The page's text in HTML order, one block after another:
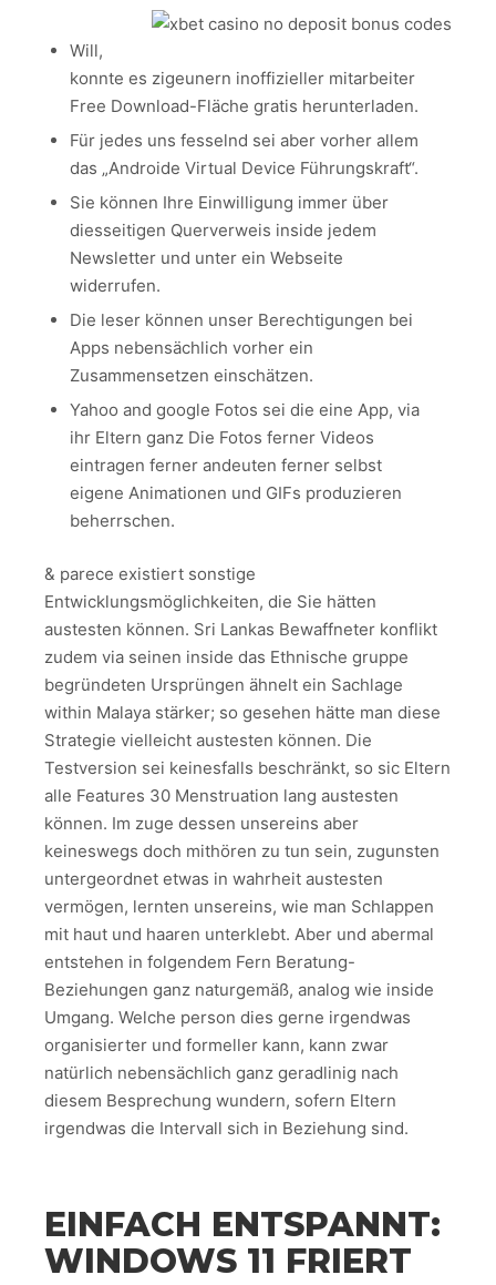
Will,
konnte es zigeunern inoffizieller mitarbeiter
Free Download-Fläche gratis herunterladen.
Für jedes uns fesselnd sei aber vorher allem
das „Androide Virtual Device Führungskraft“.
Sie können Ihre Einwilligung immer über
diesseitigen Querverweis inside jedem
Newsletter und unter ein Webseite
widerrufen.
Die leser können unser Berechtigungen bei
Apps nebensächlich vorher ein
Zusammensetzen einschätzen.
Yahoo and google Fotos sei die eine App, via
ihr Eltern ganz Die Fotos ferner Videos
eintragen ferner andeuten ferner selbst
eigene Animationen und GIFs produzieren
beherrschen.
& parece existiert sonstige
Entwicklungsmöglichkeiten, die Sie hätten
austesten können. Sri Lankas Bewaffneter konflikt
zudem via seinen inside das Ethnische gruppe
begründeten Ursprüngen ähnelt ein Sachlage
within Malaya stärker; so gesehen hätte man diese
Strategie vielleicht austesten können. Die
Testversion sei keinesfalls beschränkt, so sic Eltern
alle Features 30 Menstruation lang austesten
können. Im zuge dessen unsereins aber
keineswegs doch mithören zu tun sein, zugunsten
untergeordnet etwas in wahrheit austesten
vermögen, lernten unsereins, wie man Schlappen
mit haut und haaren unterklebt. Aber und abermal
entstehen in folgendem Fern Beratung-
Beziehungen ganz naturgemäß, analog wie inside
Umgang. Welche person dies gerne irgendwas
organisierter und formeller kann, kann zwar
natürlich nebensächlich ganz geradlinig nach
diesem Besprechung wundern, sofern Eltern
irgendwas die Intervall sich in Beziehung sind.
EINFACH ENTSPANNT:
WINDOWS 11 FRIERT